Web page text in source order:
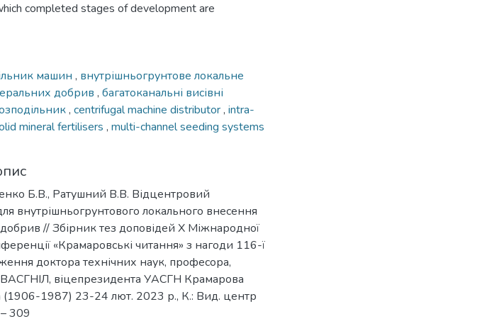
completed stages of development are
машин , внутрішньогрунтове локальне
добрив , багатоканальні висівні
, centrifugal machine distributor, intra-
mineral fertilisers , multi-channel seeding systems
Б.В., Ратушний В.В. Відцентровий
внутрішньогрунтового локального внесення
// Збірник тез доповідей Х Міжнародної
«Крамаровські читання» з нагоди 116-ї
доктора технічних наук, професора,
віцепрезидента УАСГН Крамарова
(1906-1987) 23-24 лют. 2023 р., К.: Вид. центр
309